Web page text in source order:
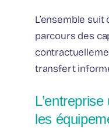
L’ensemble
parcours des
transfert
les